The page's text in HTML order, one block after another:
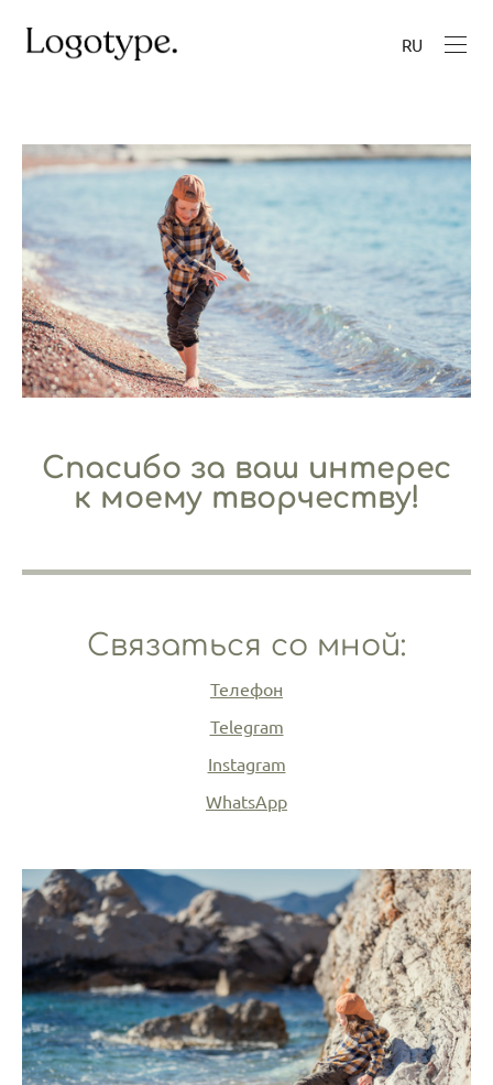
RU
Спасибо за ваш интерес
к моему творчеству!
Связаться со мной:
Телефон
Telegram
Instagram
WhatsApp